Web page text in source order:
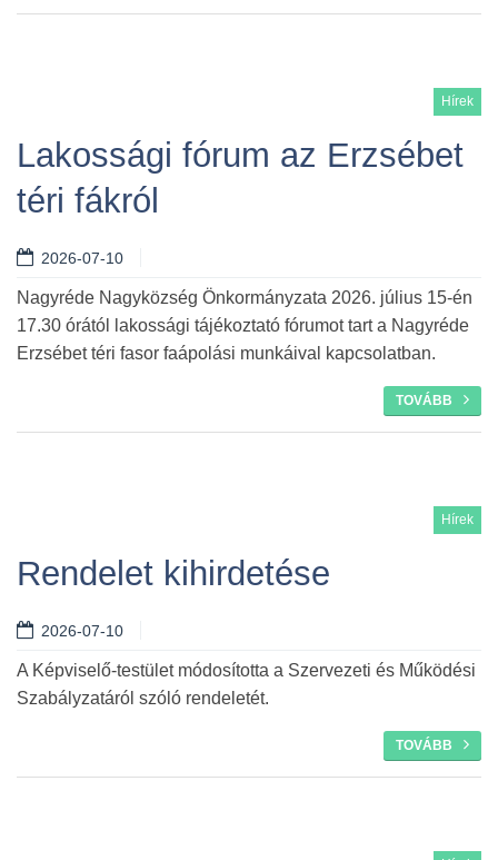
Hírek
Lakossági fórum az Erzsébet
téri fákról
2026-07-10
Nagyréde Nagyközség Önkormányzata 2026. július 15-én
17.30 órától lakossági tájékoztató fórumot tart a Nagyréde
Erzsébet téri fasor faápolási munkáival kapcsolatban.
TOVÁBB
Hírek
Rendelet kihirdetése
2026-07-10
A Képviselő-testület módosította a Szervezeti és Működési
Szabályzatáról szóló rendeletét.
TOVÁBB